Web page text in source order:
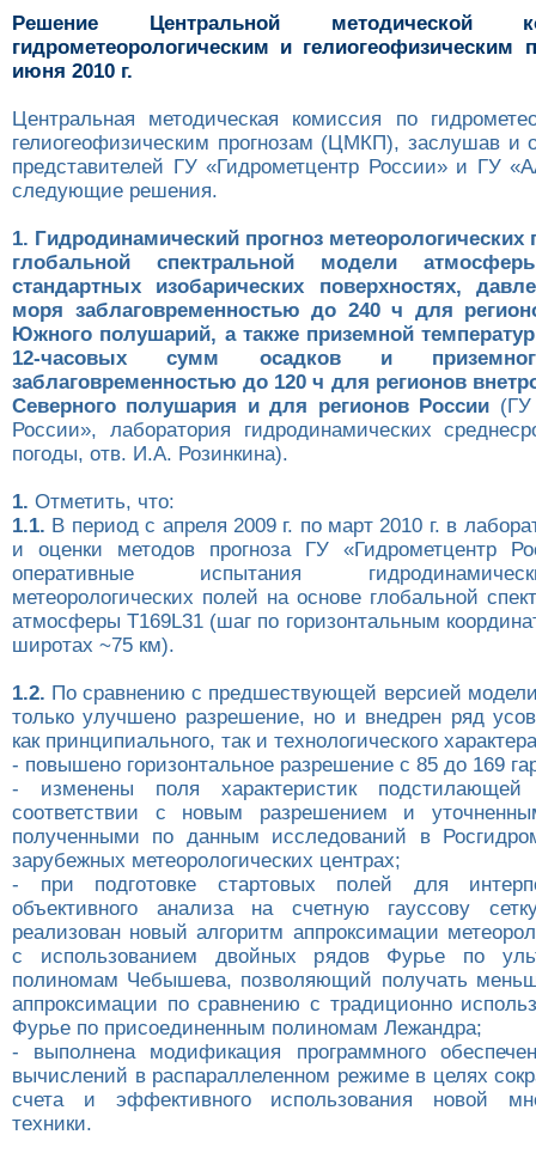
Решение Центральной методической
гидрометеорологическим и гелиогеофизическим
июня 2010 г.
Центральная методическая комиссия по
гелиогеофизическим прогнозам (ЦМКП), заслушав и
представителей ГУ «Гидрометцентр России» и ГУ
следующие решения.
1. Гидродинамический прогноз метеорологических
глобальной спектральной модели
стандартных изобарических поверхностях,
моря заблаговременностью до 240 ч для
Южного полушарий, а также приземной
12-часовых сумм осадков и
заблаговременностью до 120 ч для регионов
Северного полушария и для регионов России (ГУ
России», лаборатория гидродинамических
погоды, отв. И.А. Розинкина).
1. Отметить, что:
1.1. В период с апреля 2009 г. по март 2010 г. в
и оценки методов прогноза ГУ «Гидрометцентр
оперативные испытания
метеорологических полей на основе глобальной
атмосферы T169L31 (шаг по горизонтальным
широтах ~75 км).
1.2. По сравнению с предшествующей версией
только улучшено разрешение, но и внедрен ряд
как принципиального, так и технологического
- повышено горизонтальное разрешение с 85 до 169
- изменены поля характеристик подстилающей
соответствии с новым разрешением и
полученными по данным исследований в
зарубежных метеорологических центрах;
- при подготовке стартовых полей для
объективного анализа на счетную гауссову
реализован новый алгоритм аппроксимации
с использованием двойных рядов Фурье по
полиномам Чебышева, позволяющий получать
аппроксимации по сравнению с традиционно
Фурье по присоединенным полиномам Лежандра;
- выполнена модификация программного
вычислений в распараллеленном режиме в целях
счета и эффективного использования новой
техники.